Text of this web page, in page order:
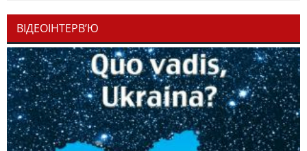
ВІДЕОІНТЕРВ’Ю